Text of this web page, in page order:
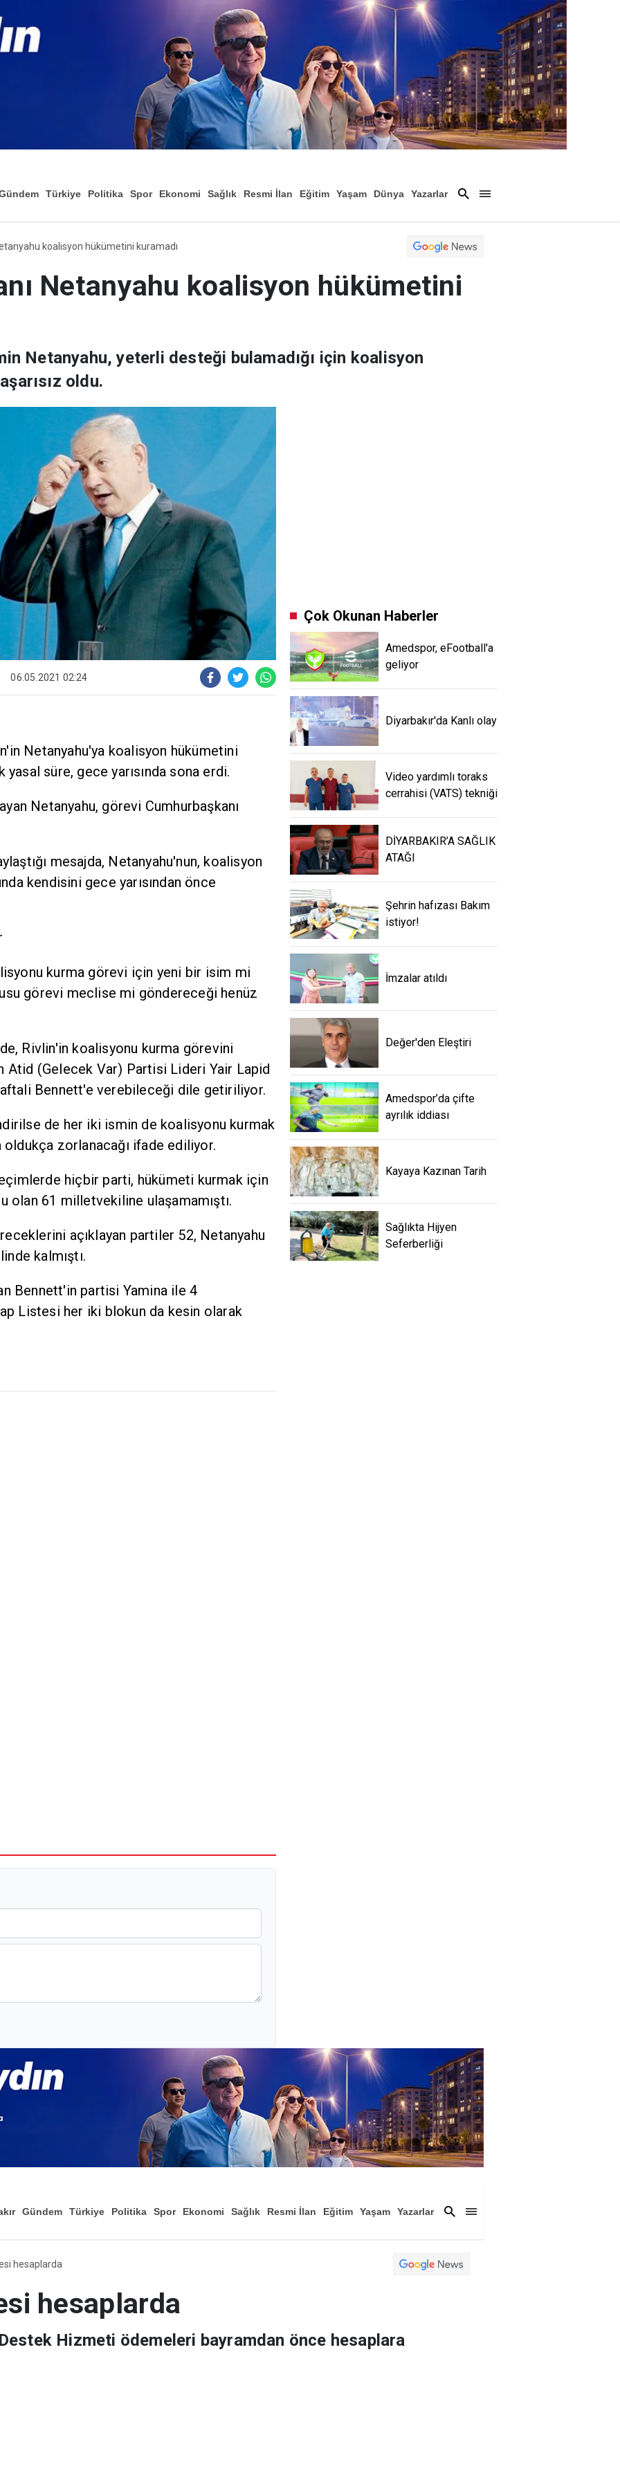
Türkiye Politika Spor Ekonomi Sağlık Resmi İlan Eğitim Yaşam
Dünya
Yazarlar
koalisyon hükümetini kuramadı
Netanyahu koalisyon hükümetini
Netanyahu, yeterli desteği bulamadığı için koalisyon
oldu.
06.05.2021 02:24
Netanyahu'ya koalisyon hükümetini
süre, gece yarısında sona erdi.
Netanyahu, görevi Cumhurbaşkanı
mesajda, Netanyahu'nun, koalisyon
kendisini gece yarısından önce
kurma görevi için yeni bir isim mi
görevi meclise mi göndereceği henüz
Rivlin'in koalisyonu kurma görevini
Atid (Gelecek Var) Partisi Lideri Yair Lapid
Bennett'e verebileceği dile getiriliyor.
de her iki ismin de koalisyonu kurmak
zorlanacağı ifade ediliyor.
hiçbir parti, hükümeti kurmak için
61 milletvekiline ulaşamamıştı.
açıklayan partiler 52, Netanyahu
kalmıştı.
Bennett'in partisi Yamina ile 4
Listesi her iki blokun da kesin olarak
Çok Okunan Haberler
Amedspor, eFootball'a
geliyor
Diyarbakır'da Kanlı olay
Video yardımlı toraks
cerrahisi (VATS) tekniği
DİYARBAKIR’A SAĞLIK
ATAĞI
Şehrin hafızası Bakım
istiyor!
İmzalar atıldı
Değer'den Eleştiri
Amedspor’da çifte
ayrılık iddiası
Kayaya Kazınan Tarih
Sağlıkta Hijyen
Seferberliği
Gündem Türkiye Politika Spor Ekonomi Sağlık Resmi İlan Eğitim
Yaşam
Yazarlar
hesaplarda
hesaplarda
Hizmeti ödemeleri bayramdan önce hesaplara